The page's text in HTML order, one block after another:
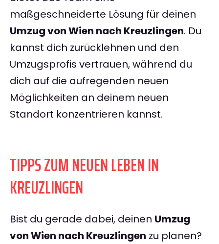
maßgeschneiderte Lösung für deinen
Umzug von Wien nach Kreuzlingen. Du
kannst dich zurücklehnen und den
Umzugsprofis vertrauen, während du
dich auf die aufregenden neuen
Möglichkeiten an deinem neuen
Standort konzentrieren kannst.
TIPPS ZUM NEUEN LEBEN IN
KREUZLINGEN
Bist du gerade dabei, deinen Umzug
von Wien nach Kreuzlingen zu planen?